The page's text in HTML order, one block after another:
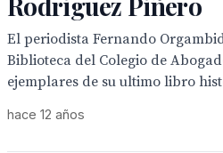
El periodista Fernando
Biblioteca del Colegio de
ejemplares de su ultimo libro
hace 12 años